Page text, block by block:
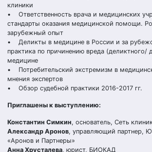
клиники
• Ответственность врача и медицинских
стандарты оказания медицинской помощи.
зарубежный опыт
• Деликты в медицине в России и за
практика по причинению вреда (деликтного/
медицине
• Потребительский экстремизм в
мнения экспертов
• Обзор судебной практики 2016-2017 гг.
Приглашены к выступлению:
Константин Симкин, основатель, Сеть
Александр Аронов, управляющий партнер,
«Аронов и Партнеры»
Анна Хрусталева, юрист, БИОКАД